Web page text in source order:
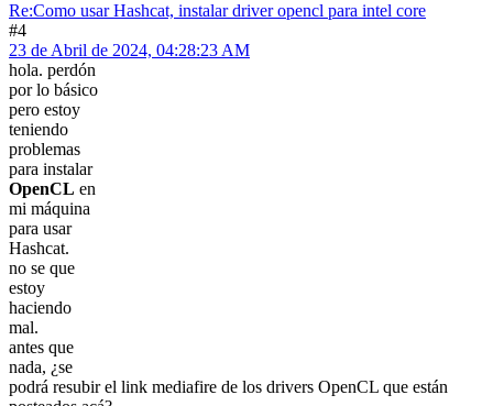
Re:Como usar Hashcat, instalar driver opencl para intel core
#4
23 de Abril de 2024, 04:28:23 AM
hola. perdón
por lo básico
pero estoy
teniendo
problemas
para instalar
OpenCL en
mi máquina
para usar
Hashcat.
no se que
estoy
haciendo
mal.
antes que
nada, ¿se
podrá resubir el link mediafire de los drivers OpenCL que están